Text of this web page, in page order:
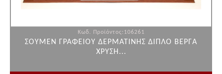
Κωδ. Προϊόντος:106261
ΣΟΥΜΕΝ ΓΡΑΦΕΙΟΥ ΔΕΡΜΑΤΙΝΗΣ ΔΙΠΛΟ ΒΕΡΓΑ
ΧΡΥΣΗ...